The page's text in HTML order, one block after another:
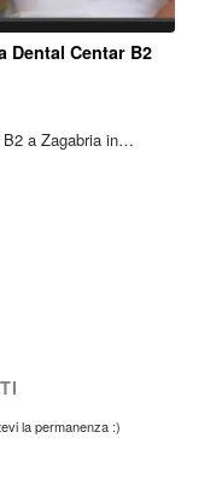
Dental Centar B2
B2 a Zagabria in…
la permanenza :)